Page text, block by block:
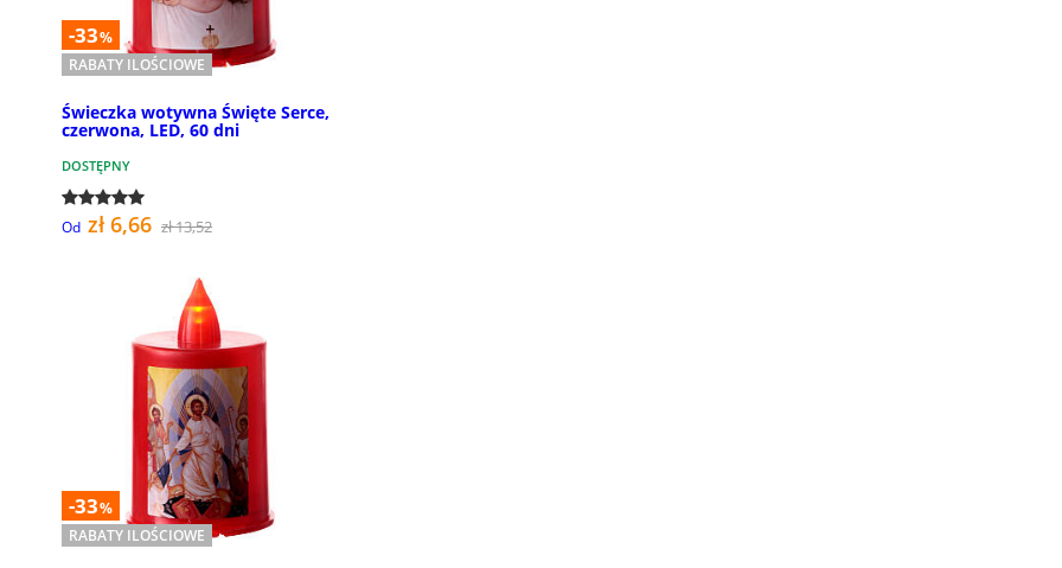
-33%
RABATY ILOŚCIOWE
Świeczka wotywna Święte Serce,
czerwona, LED, 60 dni
DOSTĘPNY
Od zł 6,66 zł 13,52
-33%
RABATY ILOŚCIOWE